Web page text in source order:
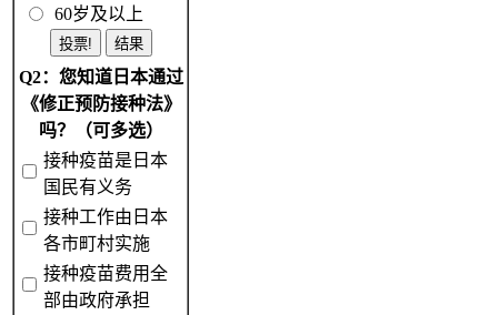
60岁及以上
Q2：您知道日本通过
《修正预防接种法》
吗？（可多选）
接种疫苗是日本
国民有义务
接种工作由日本
各市町村实施
接种疫苗费用全
部由政府承担